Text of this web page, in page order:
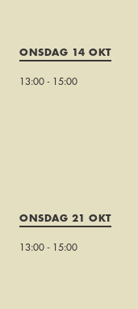
ONSDAG 14 OKT
13:00 - 15:00
ONSDAG 21 OKT
13:00 - 15:00